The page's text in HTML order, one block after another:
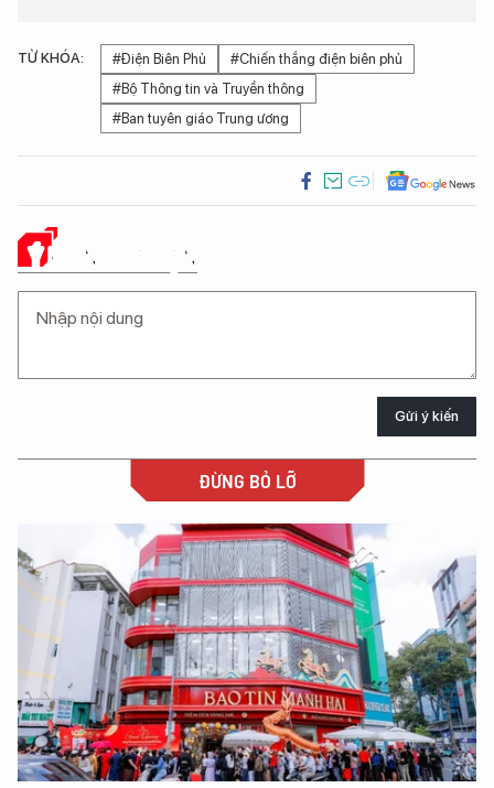
TỪ KHÓA: #Điện Biên Phủ
#Chiến thắng điện biên phủ
#Bộ Thông tin và Truyền thông
#Ban tuyên giáo Trung ương
Ý KIẾN CỦA BẠN
Gửi ý kiến
ĐỪNG BỎ LỠ